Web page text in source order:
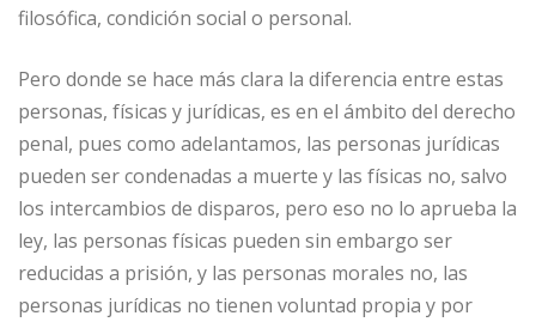
filosófica, condición social o personal.
Pero donde se hace más clara la diferencia entre estas
personas, físicas y jurídicas, es en el ámbito del derecho
penal, pues como adelantamos, las personas jurídicas
pueden ser condenadas a muerte y las físicas no, salvo
los intercambios de disparos, pero eso no lo aprueba la
ley, las personas físicas pueden sin embargo ser
reducidas a prisión, y las personas morales no, las
personas jurídicas no tienen voluntad propia y por